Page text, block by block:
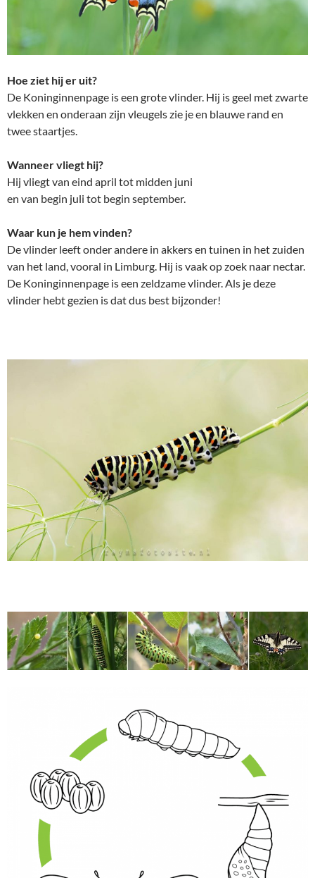
Hoe ziet hij er uit?
De Koninginnenpage is een grote vlinder. Hij is geel met zwarte
vlekken en onderaan zijn vleugels zie je en blauwe rand en
twee staartjes.
Wanneer vliegt hij?
Hij vliegt van eind april tot midden juni
en van begin juli tot begin september.
Waar kun je hem vinden?
De vlinder leeft onder andere in akkers en tuinen in het zuiden
van het land, vooral in Limburg. Hij is vaak op zoek naar nectar.
De Koninginnenpage is een zeldzame vlinder. Als je deze
vlinder hebt gezien is dat dus best bijzonder!